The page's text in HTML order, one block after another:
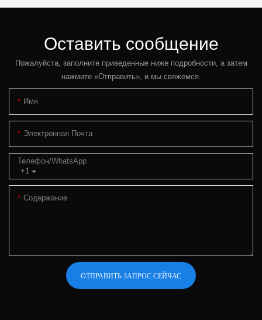
Оставить сообщение
Пожалуйста, заполните приведенные ниже подробности, а затем
нажмите «Отправить», и мы свяжемся.
Имя
Электронная Почта
+1
Телефон/WhatsApp
Содержание
ОТПРАВИТЬ ЗАПРОС СЕЙЧАС